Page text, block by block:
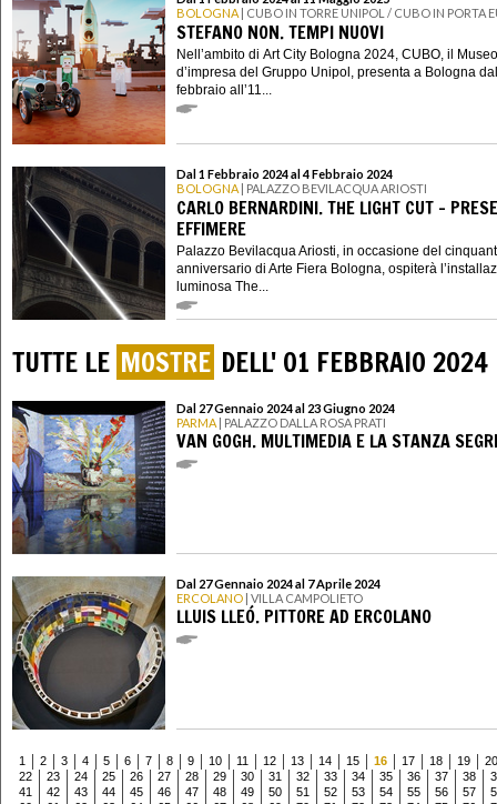
BOLOGNA | CUBO IN TORRE UNIPOL / CUBO IN PORTA
STEFANO NON. TEMPI NUOVI
Nell’ambito di Art City Bologna 2024, CUBO, il Museo
d’impresa del Gruppo Unipol, presenta a Bologna
febbraio all’11...
Dal 1 Febbraio 2024 al 4 Febbraio 2024
BOLOGNA | PALAZZO BEVILACQUA ARIOSTI
CARLO BERNARDINI. THE LIGHT CUT –
EFFIMERE
Palazzo Bevilacqua Ariosti, in occasione del
anniversario di Arte Fiera Bologna, ospiterà
luminosa The...
TUTTE LE MOSTRE DELL' 01 FEBBRAIO 2024
Dal 27 Gennaio 2024 al 23 Giugno 2024
PARMA | PALAZZO DALLA ROSA PRATI
VAN GOGH. MULTIMEDIA E LA STANZA
Dal 27 Gennaio 2024 al 7 Aprile 2024
ERCOLANO | VILLA CAMPOLIETO
LLUIS LLEÓ. PITTORE AD ERCOLANO
1 2 3 4 5 6 7 8 9 10 11 12 13 14 15 16 17 18 19
20
22
23 24 25 26 27 28 29 30 31 32 33 34 35 36 37 38
41
42 43 44 45 46 47 48 49 50 51 52 53 54 55 56 57